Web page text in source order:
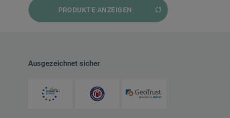
und mehr
PRODUKTE ANZEIGEN
Ausgezeichnet sicher